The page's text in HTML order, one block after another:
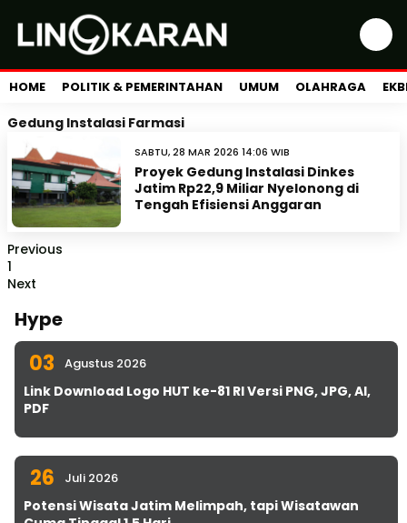
HOME POLITIK & PEMERINTAHAN UMUM OLAHRAGA
Gedung Instalasi Farmasi
SABTU, 28 MAR 2026 14:06 WIB
Proyek Gedung Instalasi Dinkes
Jatim Rp22,9 Miliar Nyelonong di
Tengah Efisiensi Anggaran
Previous
1
Next
Hype
03 Agustus 2026
Link Download Logo HUT ke-81 RI Versi PNG, JPG, AI,
PDF
26 Juli 2026
Potensi Wisata Jatim Melimpah, tapi Wisatawan